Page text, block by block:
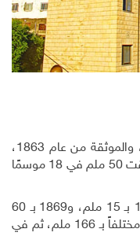
وفق سجلات الأرصاد الجوية الفلسطينية، والموثقة من عام 1863،
فإن مدينة القدس هطلت عليها أمطار فاقت 50 ملم في 18 موسمًا
في عام 1863 قُدرّت بـ 54 ملم، و1867 بـ 15 ملم، و1869 بـ 60
ملم، و1870 بـ 94 ملم، وكان عام 1885 مختلفاً بـ 166 ملم، ثم في